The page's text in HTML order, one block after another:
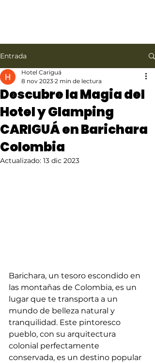
Entrada
Descubre la Magia del
Hotel y Glamping
CARIGUÁ en Barichara
Colombia
Hotel Cariguá
8 nov 2023 2 min de lectura
Actualizado: 13 dic 2023
Barichara, un tesoro escondido en
las montañas de Colombia, es un
lugar que te transporta a un
mundo de belleza natural y
tranquilidad. Este pintoresco
pueblo, con su arquitectura
colonial perfectamente
conservada, es un destino popular